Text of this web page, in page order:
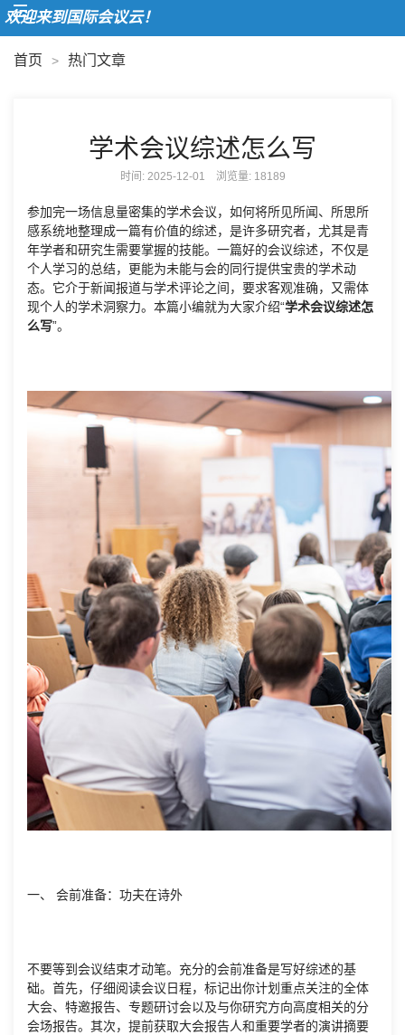
来到国际会议云！
首页 > 热门文章
学术会议综述怎么写
时间: 2025-12-01 浏览量: 18189
参加完一场信息量密集的学术会议，如何将所见所闻、所思所
感系统地整理成一篇有价值的综述，是许多研究者，尤其是青
年学者和研究生需要掌握的技能。一篇好的会议综述，不仅是
个人学习的总结，更能为未能与会的同行提供宝贵的学术动
态。它介于新闻报道与学术评论之间，要求客观准确，又需体
现个人的学术洞察力。本篇小编就为大家介绍“学术会议综述怎
么写”。
一、 会前准备：功夫在诗外
不要等到会议结束才动笔。充分的会前准备是写好综述的基
础。首先，仔细阅读会议日程，标记出你计划重点关注的全体
大会、特邀报告、专题研讨会以及与你研究方向高度相关的分
会场报告。其次，提前获取大会报告人和重要学者的演讲摘要